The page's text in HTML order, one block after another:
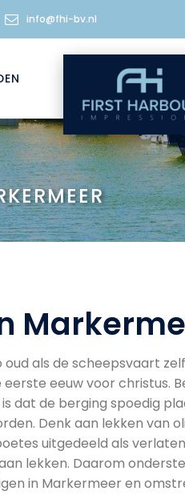
info@fhi-bv.nl
als de scheepsvaart
eeuw voor christus.
dat de berging spoedig
Denk aan lekken van
uitgedeeld als
lekken. Daarom
in Markermeer en